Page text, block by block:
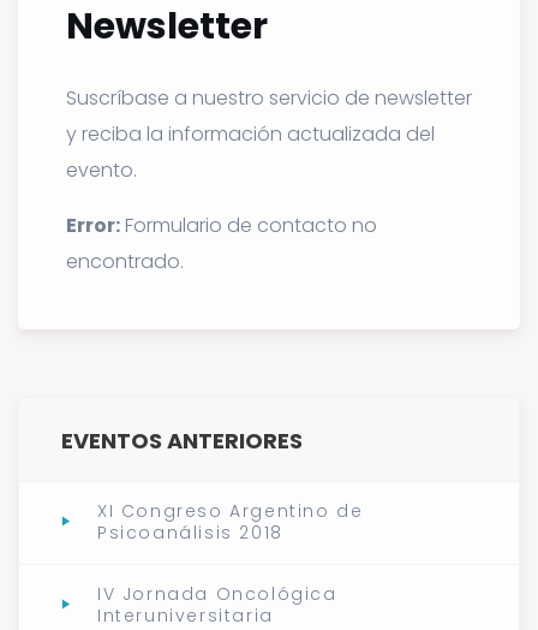
Newsletter
Suscríbase a nuestro servicio de newsletter
y reciba la información actualizada del
evento.
Error: Formulario de contacto no
encontrado.
EVENTOS ANTERIORES
XI Congreso Argentino de
Psicoanálisis 2018
IV Jornada Oncológica
Interuniversitaria